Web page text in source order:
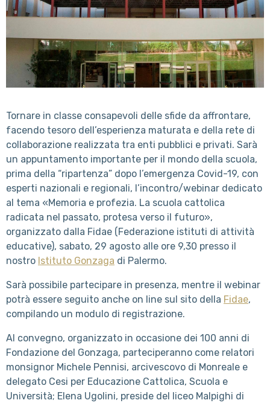
Tornare in classe consapevoli delle sfide da affrontare,
facendo tesoro dell’esperienza maturata e della rete di
collaborazione realizzata tra enti pubblici e privati. Sarà
un appuntamento importante per il mondo della scuola,
prima della “ripartenza” dopo l’emergenza Covid-19, con
esperti nazionali e regionali, l’incontro/webinar dedicato
al tema «Memoria e profezia. La scuola cattolica
radicata nel passato, protesa verso il futuro»,
organizzato dalla Fidae (Federazione istituti di attività
educative), sabato, 29 agosto alle ore 9,30 presso il
nostro Istituto Gonzaga di Palermo.
Sarà possibile partecipare in presenza, mentre il webinar
potrà essere seguito anche on line sul sito della Fidae,
compilando un modulo di registrazione.
Al convegno, organizzato in occasione dei 100 anni di
Fondazione del Gonzaga, parteciperanno come relatori
monsignor Michele Pennisi, arcivescovo di Monreale e
delegato Cesi per Educazione Cattolica, Scuola e
Università; Elena Ugolini, preside del liceo Malpighi di